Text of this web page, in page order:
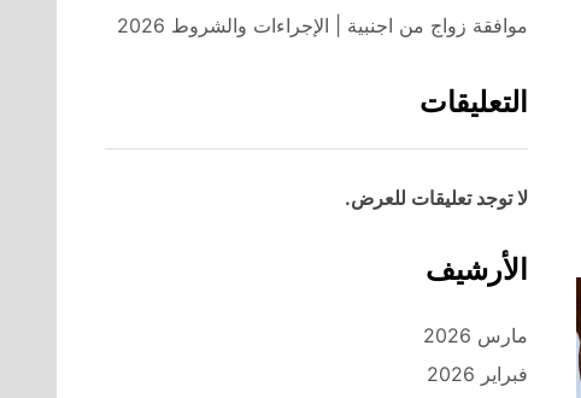
موافقة زواج من اجنبية | الإجراءات والشروط 2026
التعليقات
لا توجد تعليقات للعرض.
الأرشيف
مارس 2026
فبراير 2026